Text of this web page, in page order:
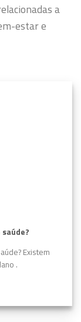
a
estar e
Existem
.